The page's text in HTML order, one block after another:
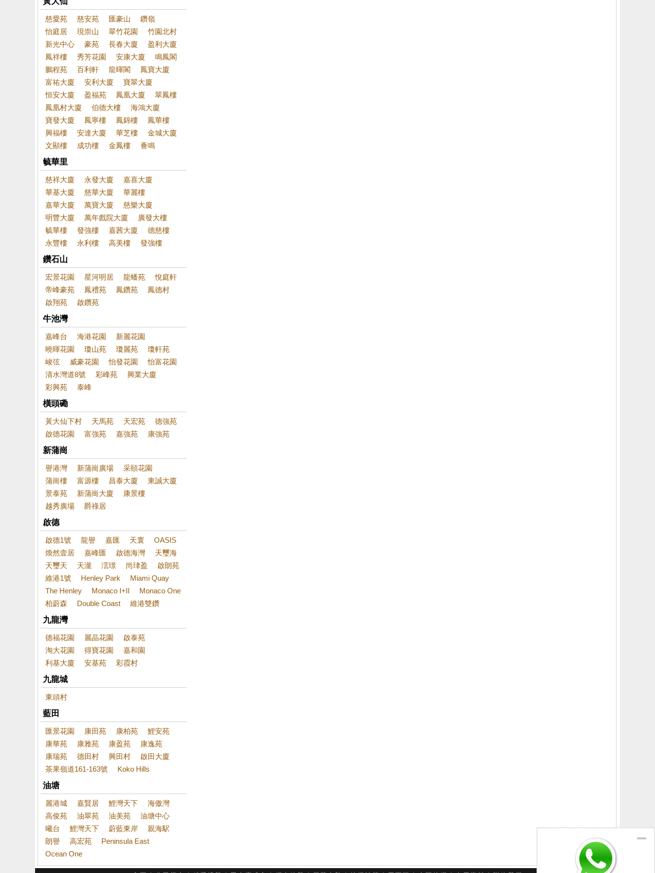
慈愛苑 慈安苑 匯豪山
鑽嶺
怡庭居
現崇山 翠竹花園
竹園北村
新光中心
豪苑 長春大廈
盈利大廈
鳳祥樓
秀芳花園 安康大廈
鳴鳳閣
鵬程苑
百利軒 龍暉閣
鳳寶大廈
富祐大廈
安利大廈
寶翠大廈
恒安大廈
盈福苑 鳳凰大廈
翠鳳樓
鳳凰村大廈
伯德大樓
海鴻大廈
寶發大廈
鳳寧樓 鳳錦樓
鳳華樓
興福樓
安達大廈 華芝樓
金城大廈
文顯樓
成功樓 金鳳樓 薈鳴
毓華里
慈祥大廈 永發大廈
嘉喜大廈
華基大廈
慈華大廈
華麗樓
嘉華大廈
萬寶大廈
慈樂大廈
明豐大廈
萬年戲院大廈
廣發大樓
毓華樓
發強樓 嘉茜大廈
德慈樓
永豐樓
永利樓 高美樓 發強樓
鑽石山
宏景花園 星河明居 龍蟠苑
悅庭軒
帝峰豪苑
鳳禮苑 鳳鑽苑
鳳德村
啟翔苑
啟鑽苑
牛池灣
嘉峰台 海港花園
新麗花園
曉暉花園
瓊山苑 瓊麗苑
瓊軒苑
峻弦
威豪花園 怡發花園
怡富花園
清水灣道8號
彩峰苑
興業大廈
彩興苑
泰峰
橫頭磡
黃大仙下村 天馬苑 天宏苑
德強苑
啟德花園
富強苑 嘉強苑 康強苑
新蒲崗
譽港灣 新蒲崗廣場
采頤花園
蒲崗樓
富源樓 昌泰大廈
東誠大廈
景泰苑
新蒲崗大廈
康景樓
越秀廣場
爵祿居
啟德
啟德1號 龍譽 嘉匯 天寰
OASIS
煥然壹居
嘉峰匯 啟德海灣
天璽海
天璽天
天瀧 澐璟 尚珒盈
啟朗苑
維港1號
Henley Park
Miami Quay
The Henley
Monaco I+II
Monaco One
柏蔚森
Double Coast 維港雙鑽
九龍灣
德福花園 麗晶花園
啟泰苑
淘大花園
得寶花園
嘉和園
利基大廈
安基苑 彩霞村
九龍城
東頭村
藍田
匯景花園 康田苑 康柏苑
鯉安苑
康華苑
康雅苑 康盈苑
康逸苑
康瑞苑
德田村 興田村
啟田大廈
茶果嶺道161-163號
Koko Hills
油塘
麗港城 嘉賢居 鯉灣天下
海傲灣
高俊苑
油翠苑 油美苑
油塘中心
曦台
鯉灣天下 蔚藍東岸
親海駅
朗譽
高宏苑
Peninsula East
Ocean One